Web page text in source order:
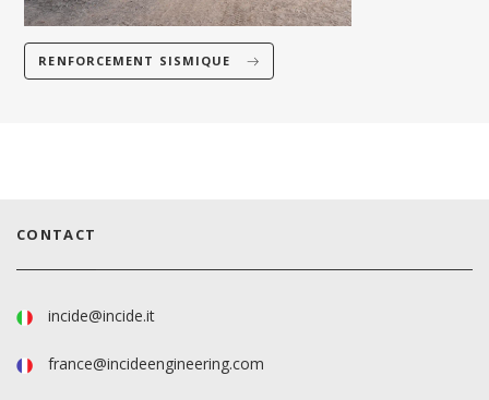
RENFORCEMENT SISMIQUE
CONTACT
incide@incide.it
france@incideengineering.com